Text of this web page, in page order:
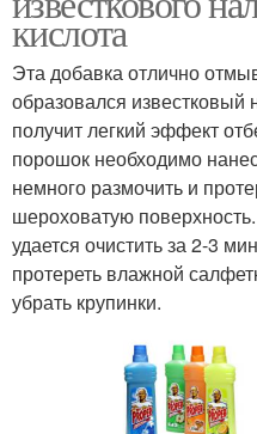
кислота
Эта добавка отлично
образовался известковый
получит легкий эффект
порошок необходимо
немного размочить и
шероховатую
удается очистить за 2-3
протереть влажной
убрать крупинки.